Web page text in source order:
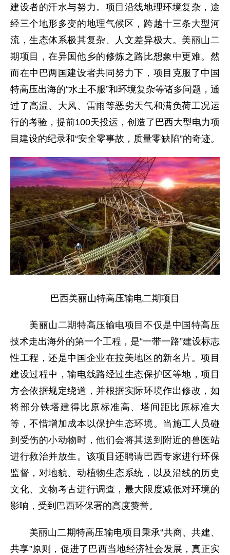
建设者的汗水与努力。项目沿线地理环境复杂，途
经三个地形多变的地理气候区，跨越十三条大型河
流，生态体系极其复杂、人文差异极大。美丽山二
期项目，在异国他乡的修炼之路比想象中更难。然
而在中巴两国建设者共同努力下，项目克服了中国
特高压出海的“水土不服”和环境复杂等诸多问题，通
过了高温、大风、雷雨等恶劣天气和满负荷工况运
行的考验，提前100天投运，创造了巴西大型电力项
目建设的纪录和“安全零事故，质量零缺陷”的奇迹。
巴西美丽山特高压输电二期项目
美丽山二期特高压输电项目不仅是中国特高压
技术走出海外的第一个工程，是“一带一路”建设标志
性工程，还是中国企业在拉美地区的新名片。项目
建设过程中，输电线路经过生态保护区等地，项目
方会依据规定绕道，并根据实际环境作出修改，如
将部分铁塔建得比原标准高、塔间距比原标准大
等，不惜增加成本以保护生态环境。当施工人员碰
到受伤的小动物时，他们会将其送到附近的兽医站
进行救治并放生。该项目还聘请巴西专家进行环保
监督，对地貌、动植物生态系统，以及沿线的历史
文化、文物考古进行调查，最大限度减低对环境的
影响，受到巴西环保署的高度赞誉。
美丽山二期特高压输电项目秉承“共商、共建、
共享”原则，促进了巴西当地经济社会发展，真正实